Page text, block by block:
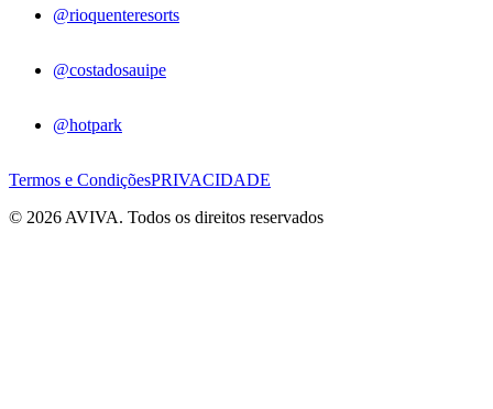
@rioquenteresorts
@costadosauipe
@hotpark
Termos e CondiçõesPRIVACIDADE
© 2026 AVIVA. Todos os direitos reservados